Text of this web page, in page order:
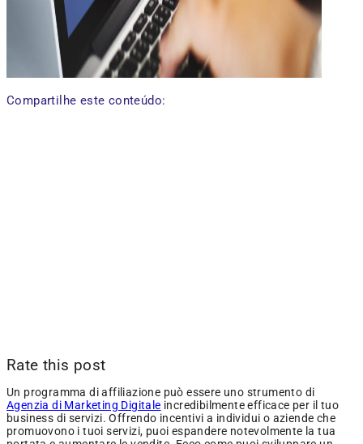
Compartilhe este conteúdo:
Rate this post
Un programma di affiliazione può essere uno strumento di
Agenzia di Marketing Digitale incredibilmente efficace per il tuo
business di servizi. Offrendo incentivi a individui o aziende che
promuovono i tuoi servizi, puoi espandere notevolmente la tua